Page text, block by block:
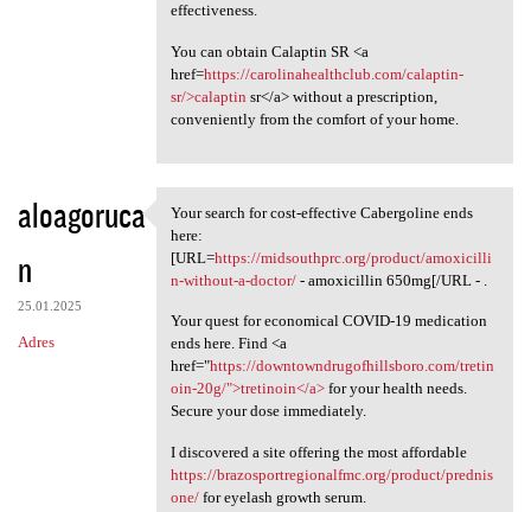
effectiveness.
You can obtain Calaptin SR <a
href=https://carolinahealthclub.com/calaptin-
sr/>calaptin sr</a> without a prescription,
conveniently from the comfort of your home.
aloagoruca
n
25.01.2025
Adres
Your search for cost
Your search for cost-effective Cabergoline ends
here:
[URL=https://midsouthprc.org/product/amoxicilli
n-without-a-doctor/- amoxicillin 650mg[/URL - .
Your quest for economical COVID-19 medication
ends here. Find <a
href="https://downtowndrugofhillsboro.com/tretin
oin-20g/">tretinoin</a>for your health needs.
Secure your dose immediately.
I discovered a site offering the most affordable
https://brazosportregionalfmc.org/product/prednis
one/for eyelash growth serum.